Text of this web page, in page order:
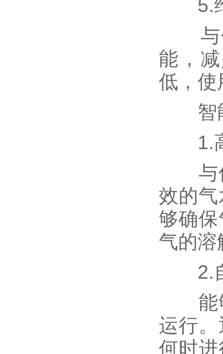
5.维
与传
能，
低，使
智能
1.高
与传
效的
够确
气的溶
2.自
能够
运行
何时